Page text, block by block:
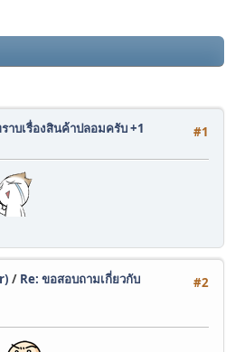
#1
าบเรื่องสินค้าปลอมครับ +1
#2
/ Re: ขอสอบถามเกี่ยวกับ